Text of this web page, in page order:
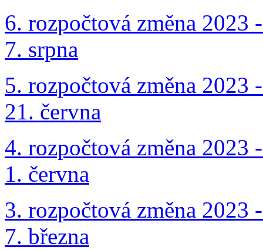
6. rozpočtová změna 2023
7. srpna
5. rozpočtová změna 2023
21. června
4. rozpočtová změna 2023
1. června
3. rozpočtová změna 2023
7. března